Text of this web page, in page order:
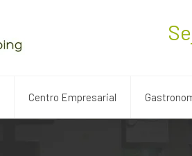
Centro Empresarial